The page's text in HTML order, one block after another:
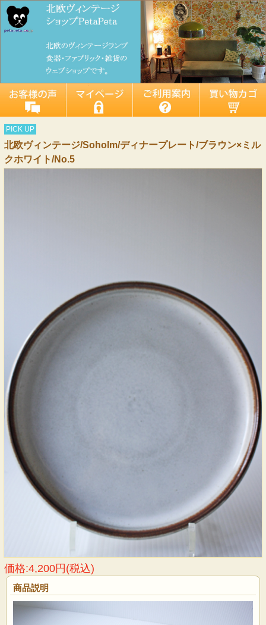
PICK UP
北欧ヴィンテージ/Soholm/ディナープレート/ブラウン×ミル
クホワイト/No.5
価格:4,200円(税込)
商品説明